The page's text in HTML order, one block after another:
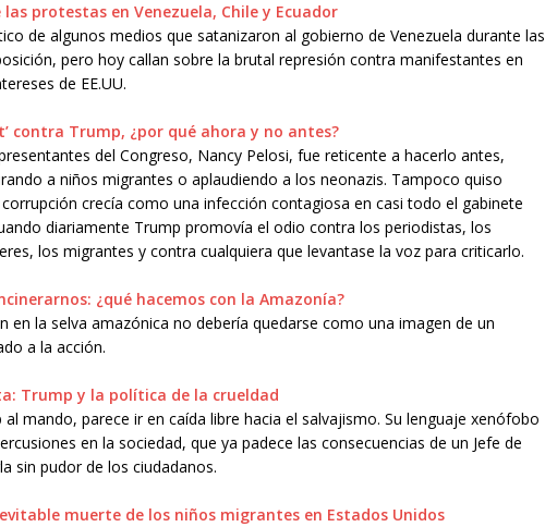
protestas en Venezuela, Chile y Ecuador
de algunos medios que satanizaron al gobierno de Venezuela durante las
pero hoy callan sobre la brutal represión contra manifestantes en
de EE.UU.
contra Trump, ¿por qué ahora y no antes?
del Congreso, Nancy Pelosi, fue reticente a hacerlo antes,
a niños migrantes o aplaudiendo a los neonazis. Tampoco quiso
crecía como una infección contagiosa en casi todo el gabinete
diariamente Trump promovía el odio contra los periodistas, los
los migrantes y contra cualquiera que levantase la voz para criticarlo.
¿qué hacemos con la Amazonía?
en la selva amazónica no debería quedarse como una imagen de un
a la acción.
Trump y la política de la crueldad
mando, parece ir en caída libre hacia el salvajismo. Su lenguaje xenófobo
en la sociedad, que ya padece las consecuencias de un Jefe de
sin pudor de los ciudadanos.
muerte de los niños migrantes en Estados Unidos